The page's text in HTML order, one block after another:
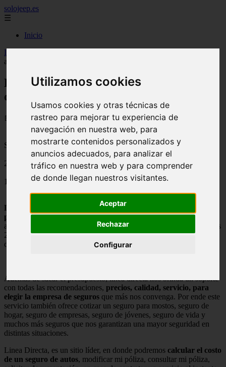
Utilizamos cookies
Usamos cookies y otras técnicas de
rastreo para mejorar tu experiencia de
navegación en nuestra web, para
mostrarte contenidos personalizados y
anuncios adecuados, para analizar el
tráfico en nuestra web y para comprender
de donde llegan nuestros visitantes.
Aceptar
Rechazar
Configurar
solojeep.es
☰
Inicio
Inicio
auto
Herramienta para calcular presupuesto
de seguro de auto
📅 19/08/2025
Seguros de Automovil o Coches
2011-09-12
1567
LineaDirecta.com
herramienta para calcular el
presupuesto de un seguro para autos, en las diferentes empresas
afiliadas de seguros, esta sencillo servicio gratuito esta disponible las
24 horas del día para todos los clientes o empresarios que busquen
contratar algún seguro.
Ademas de sacar el presupuesto, linea directa nos brinda un soporte
con todas las recomendaciones, precios, calidad, servicio, para
elegir la empresa de seguros que más nos convenga. Por ende este
servicio también ofrece cotizar un seguro para mostos, seguro de
hogar, seguro de empresas, seguro de jóvenes, seguro de vida y
muchos más seguros que nos garantizan una mayor seguridad en
distintas situaciones.
Linea Directa, es un sitio líder, en donde podremos calcular el costo
de un seguro de autos, modificar mi póliza, consultar mi póliza,